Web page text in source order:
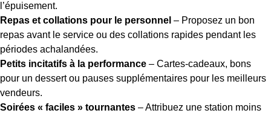
l’épuisement.
Repas et collations pour le personnel – Proposez un bon
repas avant le service ou des collations rapides pendant les
périodes achalandées.
Petits incitatifs à la performance – Cartes-cadeaux, bons
pour un dessert ou pauses supplémentaires pour les meilleurs
vendeurs.
Soirées « faciles » tournantes – Attribuez une station moins